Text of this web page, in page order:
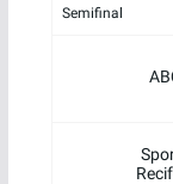
Semifinal